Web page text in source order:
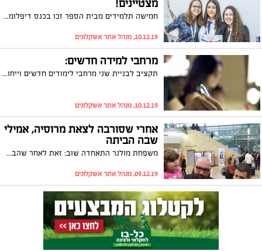
מצטיינים!
חמישה תלמידים מבית הספר זכו בכנס דיפלומטים צעירים בזכות נאומים מרשימים ויכולות דיבייט יוצאות דופן
10.12.19, מנהל אתר אשקלונים
מרחבי למידה חדשים:
תקציב לבניית שני מרחבי לימודים חדשים וייחודים אושר על ידי משרד החינוך. המרחבים החדשים יוקמו בבתי הספר נוף ים א' ובמקיף עירוני א' ויכללו ציוד חדיש ושיטות למידה מתקדמות
10.12.19, מנהל אתר אשקלונים
אחרי שסורבה לצאת מרוסיה, אמילי
שבה הביתה
משפחת מולנר התאחדה שוב: זאת לאחר שהבת אמילי מולנר בת ה-4 הורשתה לצאת מרוסיה. ח"כ אלכס קושניר: "שמח שיש סוף טוב לסיפור הזה"
09.12.19, מנהל אתר אשקלונים